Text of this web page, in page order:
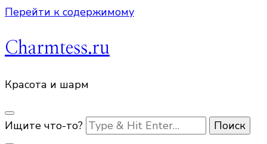
Перейти к содержимому
Charmtess.ru
Красота и шарм
Ищите что-то?